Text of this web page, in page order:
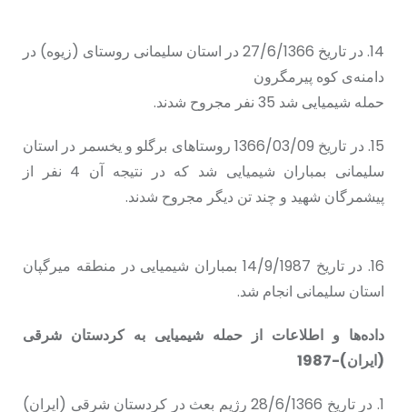
14. در تاریخ 27/6/1366 در استان سلیمانی روستای (زیوه) در
دامنەی کوە پیرمگرون
حمله شیمیایی شد 35 نفر مجروح شدند.
15. در تاریخ 1366/03/09 روستاهای برگلو و یخسمر در استان
سلیمانی بمباران شیمیایی شد که در نتیجه آن 4 نفر از
پیشمرگان شهید و چند تن دیگر مجروح شدند.
16. در تاریخ 14/9/1987 بمباران شیمیایی در منطقه میرگپان
استان سلیمانی انجام شد.
دادەها و اطلاعات از حمله شیمیایی به کردستان شرقی
(ایران)-1987
1. در تاریخ 28/6/1366 رژیم بعث در کردستان شرقی (ایران)